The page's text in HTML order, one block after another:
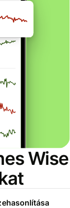
Wise